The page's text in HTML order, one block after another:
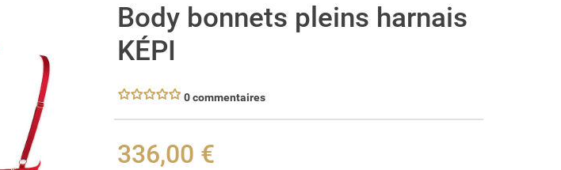
Body bonnets pleins harnais
KÉPI
0 commentaires
336,00 €